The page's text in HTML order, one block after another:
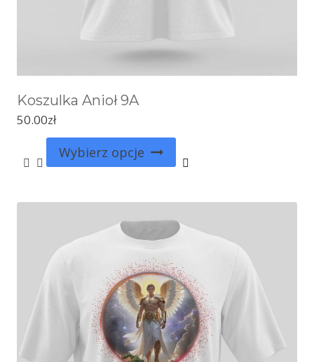
Koszulka Anioł 9A
50.00zł
Wybierz opcje